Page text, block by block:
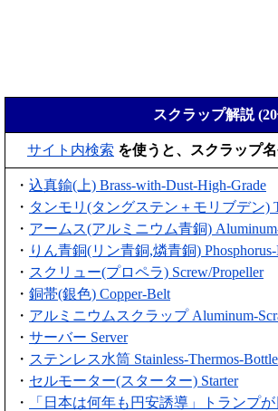
スクラップ解説
サイト内検索 を使うと、スクラップ
・ 込真鍮(上) Brass-with-Dust-High-Grade
・ タンモリ(タングステン＋モリブデン)
・ アームス(アルミニウム青銅)
・ りん青銅(リン青銅,燐青銅)
・ スクリュー(プロペラ) Screw/Propeller
・ 銅帯(銀色) Copper-Belt
・ アルミニウムスクラップ Aluminum-
・ サーバー Server
・ ステンレス水筒 Stainless-Thermos-Bottle
・ セルモーター(スターター) Starter
・
「日本は何年も円安誘導」トランプ